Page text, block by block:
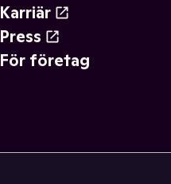
Karriär
Press
För företag